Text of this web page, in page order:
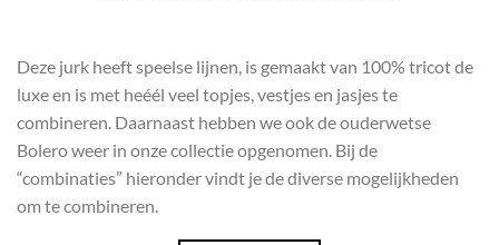
Deze jurk heeft speelse lijnen, is gemaakt van 100% tricot de
luxe en is met heéél veel topjes, vestjes en jasjes te
combineren. Daarnaast hebben we ook de ouderwetse
Bolero weer in onze collectie opgenomen. Bij de
“combinaties” hieronder vindt je de diverse mogelijkheden
om te combineren.